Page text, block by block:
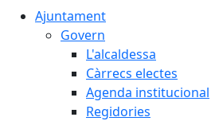
Ajuntament
Govern
L'alcaldessa
Càrrecs electes
Agenda institucional
Regidories